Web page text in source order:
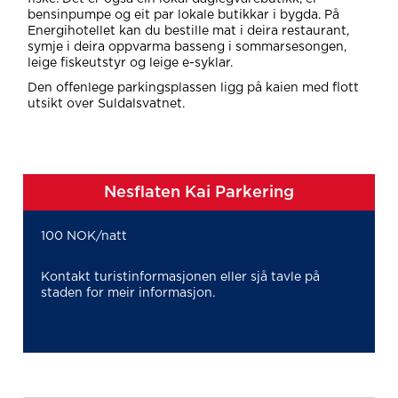
bensinpumpe og eit par lokale butikkar i bygda. På
Energihotellet kan du bestille mat i deira restaurant,
symje i deira oppvarma basseng i sommarsesongen,
leige fiskeutstyr og leige e-syklar.
Den offenlege parkingsplassen ligg på kaien med flott
utsikt over Suldalsvatnet.
Nesflaten Kai Parkering
100 NOK/natt
Kontakt turistinformasjonen eller sjå tavle på
staden for meir informasjon.